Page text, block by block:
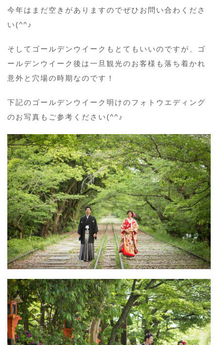
今年はまだ空きがありますのでぜひお問い合わくださ
い(^^♪
そしてゴールデンウイークもとてもいいのですが、ゴ
ールデンウイーク後は一旦観光のお客様も落ち着かれ
意外と穴場の時期なのです！
下記のゴールデンウイーク明けのフォトウエディング
のお写真もご参考ください(^^♪